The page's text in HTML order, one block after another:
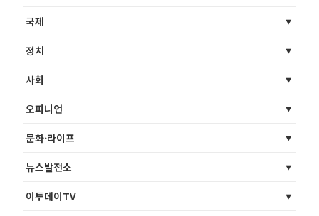
국제
정치
사회
오피니언
문화·라이프
뉴스발전소
이투데이TV